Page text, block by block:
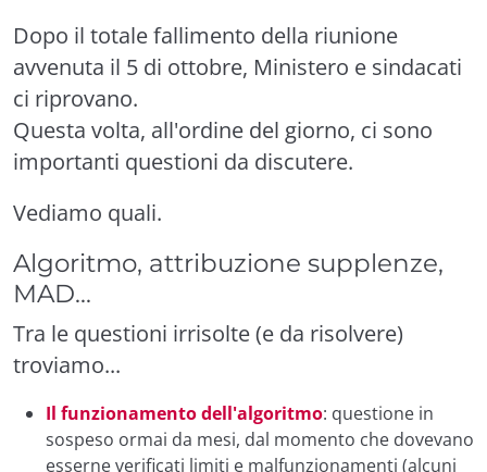
Dopo il totale fallimento della riunione
avvenuta il 5 di ottobre, Ministero e sindacati
ci riprovano.
Questa volta, all'ordine del giorno, ci sono
importanti questioni da discutere.
Vediamo quali.
Algoritmo, attribuzione supplenze,
MAD...
Tra le questioni irrisolte (e da risolvere)
troviamo...
Il funzionamento dell'algoritmo: questione in
sospeso ormai da mesi, dal momento che dovevano
esserne verificati limiti e malfunzionamenti (alcuni